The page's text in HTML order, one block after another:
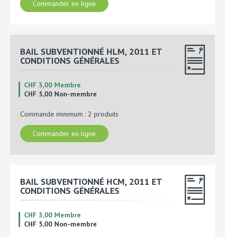
Commander en ligne
BAIL SUBVENTIONNÉ HLM, 2011 ET
CONDITIONS GÉNÉRALES
CHF 3,00 Membre
CHF 5,00 Non-membre
Commande minimum : 2 produits
Commander en ligne
BAIL SUBVENTIONNÉ HCM, 2011 ET
CONDITIONS GÉNÉRALES
CHF 3,00 Membre
CHF 5,00 Non-membre